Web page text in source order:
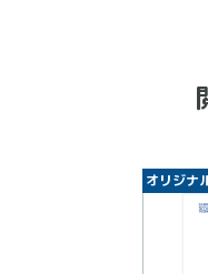
オリジナ